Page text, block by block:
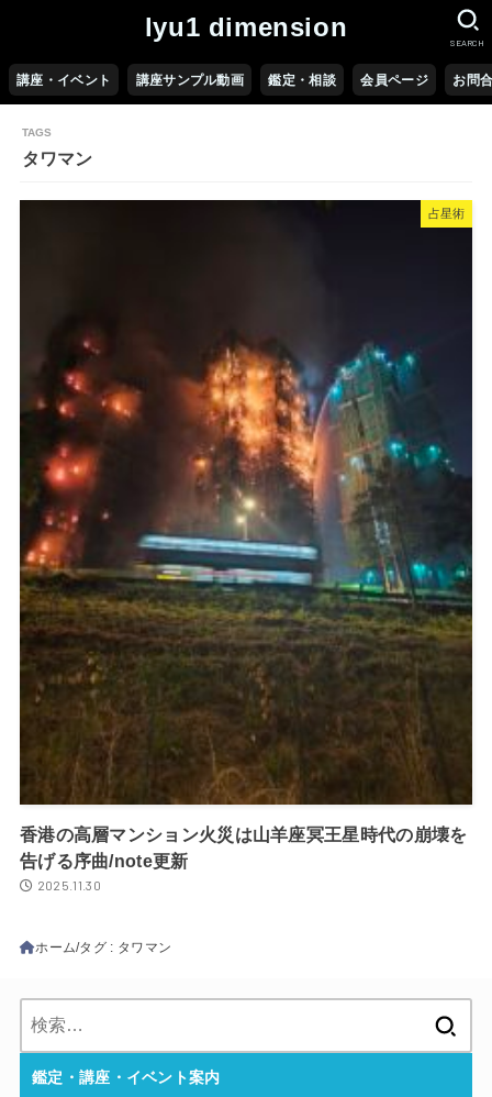
lyu1 dimension
講座・イベント 講座サンプル動画 鑑定・相談 会員ページ お問
SEARCH
タワマン
占星術
香港の高層マンション火災は山羊座冥王星時代の崩壊を
告げる序曲/note更新
2025.11.30
ホーム タグ : タワマン
鑑定・講座・イベント案内